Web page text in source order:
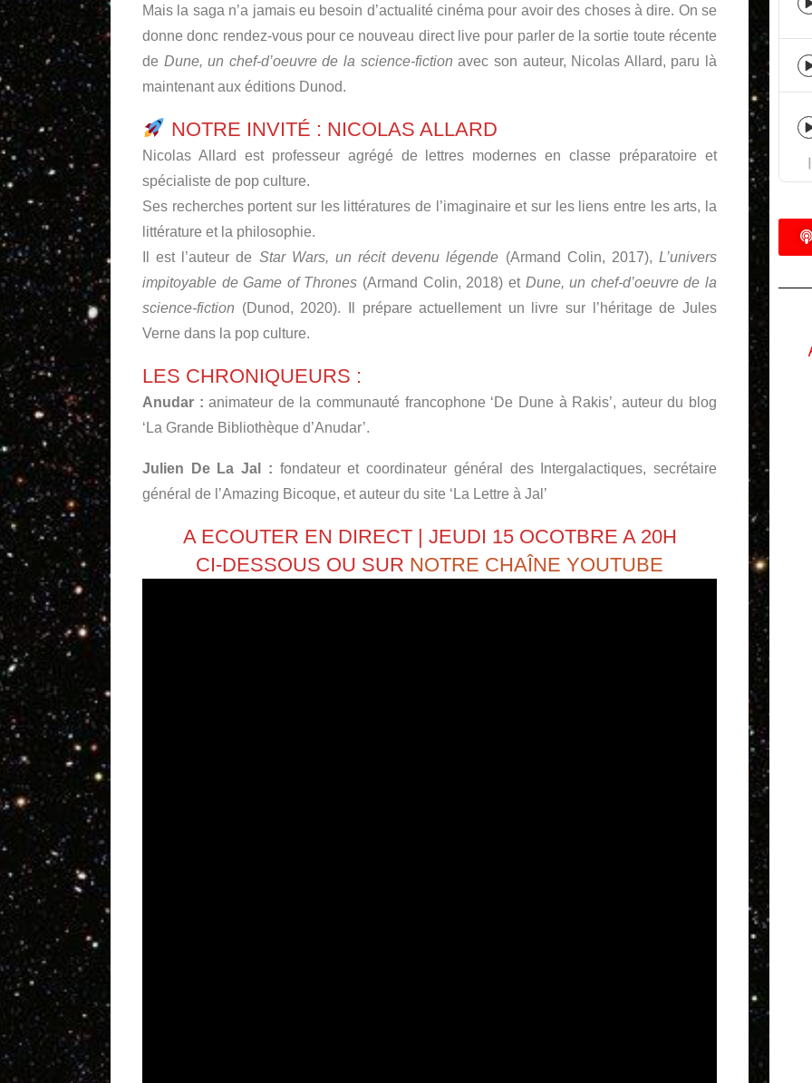
Mais la saga n’a jamais eu besoin d’actualité cinéma pour avoir des choses à dire. On se
donne donc rendez-vous pour ce nouveau direct live pour parler de la sortie toute récente
de Dune, un chef-d’oeuvre de la science-fiction avec son auteur, Nicolas Allard, paru là
maintenant aux éditions Dunod.
NOTRE INVITÉ : NICOLAS ALLARD
Nicolas Allard est professeur agrégé de lettres modernes en classe préparatoire et
spécialiste de pop culture.
Ses recherches portent sur les littératures de l’imaginaire et sur les liens entre les arts, la
littérature et la philosophie.
Il est l’auteur de Star Wars, un récit devenu légende (Armand Colin, 2017),L’univers
impitoyable de Game of Thrones (Armand Colin, 2018) et Dune, un chef-d’oeuvre de la
science-fiction (Dunod, 2020). Il prépare actuellement un livre sur l’héritage de Jules
Verne dans la pop culture.
LES CHRONIQUEURS :
Anudar :animateur de la communauté francophone ‘De Dune à Rakis’, auteur du blog
‘La Grande Bibliothèque d’Anudar’.
Julien De La Jal : fondateur et coordinateur général des Intergalactiques, secrétaire
général de l’Amazing Bicoque, et auteur du site ‘La Lettre à Jal’
A ECOUTER EN DIRECT | JEUDI 15 OCOTBRE A 20H
CI-DESSOUS OU SUR NOTRE CHAÎNE YOUTUBE